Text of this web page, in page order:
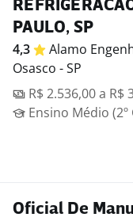
PAULO, SP
4,3 Alamo
Osasco - SP
R$ 2.536,00 a R$
Ensino Médio (2º
Oficial De